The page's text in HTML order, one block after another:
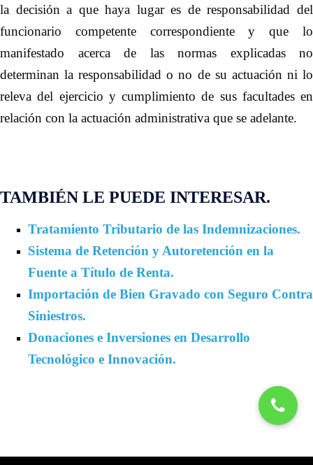
la decisión a que haya lugar es de responsabilidad del
funcionario competente correspondiente y que lo
manifestado acerca de las normas explicadas no
determinan la responsabilidad o no de su actuación ni lo
releva del ejercicio y cumplimiento de sus facultades en
relación con la actuación administrativa que se adelante.
TAMBIÉN LE PUEDE INTERESAR.
Tratamiento Tributario de las Indemnizaciones.
Sistema de Retención y Autoretención en la
Fuente a Título de Renta.
Importación de Bien Gravado con Seguro Contra
Siniestros.
Donaciones e Inversiones en Desarrollo
Tecnológico e Innovación.